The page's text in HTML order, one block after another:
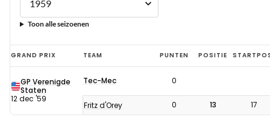
Toon alle seizoenen
Tec-
Mec
F1-
uitslagen
GRAND PRIX TEAM PUNTEN POSITIE
GP Verenigde
Staten
12 dec '59
Tec-Mec 0
Fritz d'Orey 0 13 17